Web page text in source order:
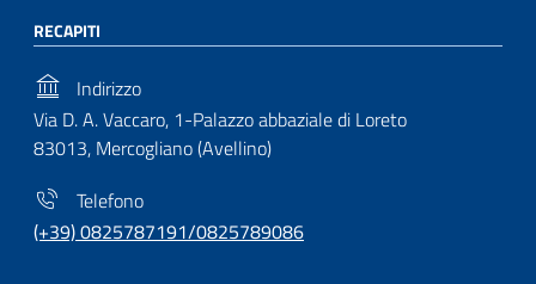
RECAPITI
Indirizzo
Via D. A. Vaccaro, 1-Palazzo abbaziale di Loreto
83013, Mercogliano (Avellino)
Telefono
(+39) 0825787191/0825789086